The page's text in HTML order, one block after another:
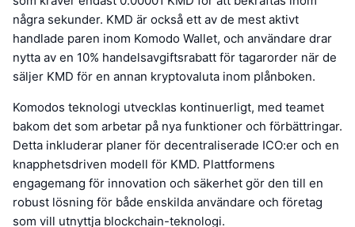
några sekunder. KMD är också ett av de mest aktivt
handlade paren inom Komodo Wallet, och användare drar
nytta av en 10% handelsavgiftsrabatt för tagarorder när de
säljer KMD för en annan kryptovaluta inom plånboken.
Komodos teknologi utvecklas kontinuerligt, med teamet
bakom det som arbetar på nya funktioner och förbättringar.
Detta inkluderar planer för decentraliserade ICO:er och en
knapphetsdriven modell för KMD. Plattformens
engagemang för innovation och säkerhet gör den till en
robust lösning för både enskilda användare och företag
som vill utnyttja blockchain-teknologi.